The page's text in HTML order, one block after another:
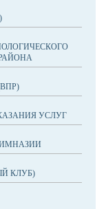
УСЛУГ
КЛУБ)